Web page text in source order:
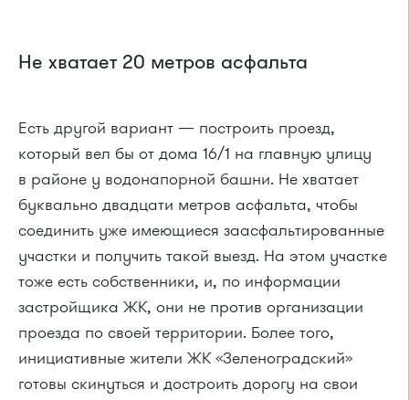
Не хватает 20 метров асфальта
Есть другой вариант — построить проезд,
который вел бы от дома 16/1 на главную улицу
в районе у водонапорной башни. Не хватает
буквально двадцати метров асфальта, чтобы
соединить уже имеющиеся заасфальтированные
участки и получить такой выезд. На этом участке
тоже есть собственники, и, по информации
застройщика ЖК, они не против организации
проезда по своей территории. Более того,
инициативные жители ЖК «Зеленоградский»
готовы скинуться и достроить дорогу на свои